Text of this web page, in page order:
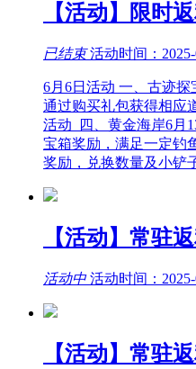
【活动】限时
已结束活动时间：2025-
6月6日活动 一、古迹
通过购买礼包获得相应
活动 四、黄金海岸6月
宝箱奖励，满足一定钓
奖励，兑换数量及小
【活动】常驻
活动中活动时间：2025-
【活动】常驻